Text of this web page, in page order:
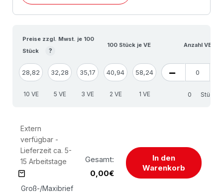
Preise zzgl. Mwst. je 100
Stück
?
100 Stück je VE Anzahl VE
28,82 32,28 35,17 40,94 58,24
10 VE 5 VE 3 VE 2 VE 1 VE Stück
Extern
verfügbar -
Lieferzeit ca. 5-
15 Arbeitstage
Groß-/Maxibrief
Gesamt:
0,00€
In den
Warenkorb